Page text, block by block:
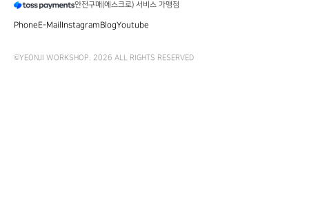
안전구매(에스크로) 서비스 가맹점
PhoneE-MailInstagramBlogYoutube
©YEONJI WORKSHOP. 2026 ALL RIGHTS RESERVED